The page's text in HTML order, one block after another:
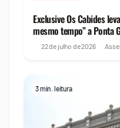
Exclusive Os Cabides
mesmo tempo” a Ponta
22 de julho de 2026
3 min. leitura